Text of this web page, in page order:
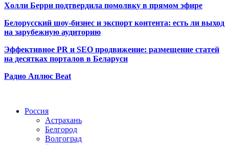
Холли Берри подтвердила помолвку в прямом эфире
Белорусский шоу-бизнес и экспорт контента: есть ли выход
на зарубежную аудиторию
Эффективное PR и SEO продвижение: размещение статей
на десятках порталов в Беларуси
Радио Аплюс Beat
Россия
Астрахань
Белгород
Волгоград